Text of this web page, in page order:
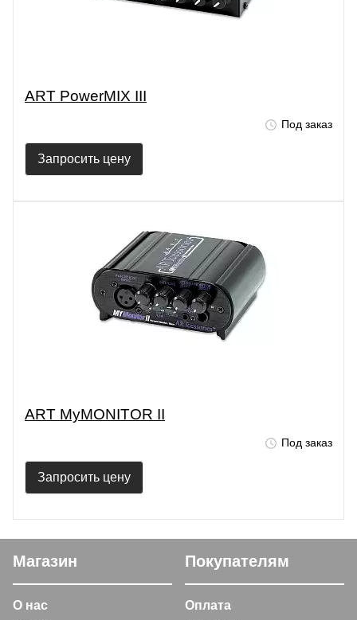
ART PowerMIX III
Под заказ
Запросить цену
ART MyMONITOR II
Под заказ
Запросить цену
Магазин
О нас
Покупателям
Оплата